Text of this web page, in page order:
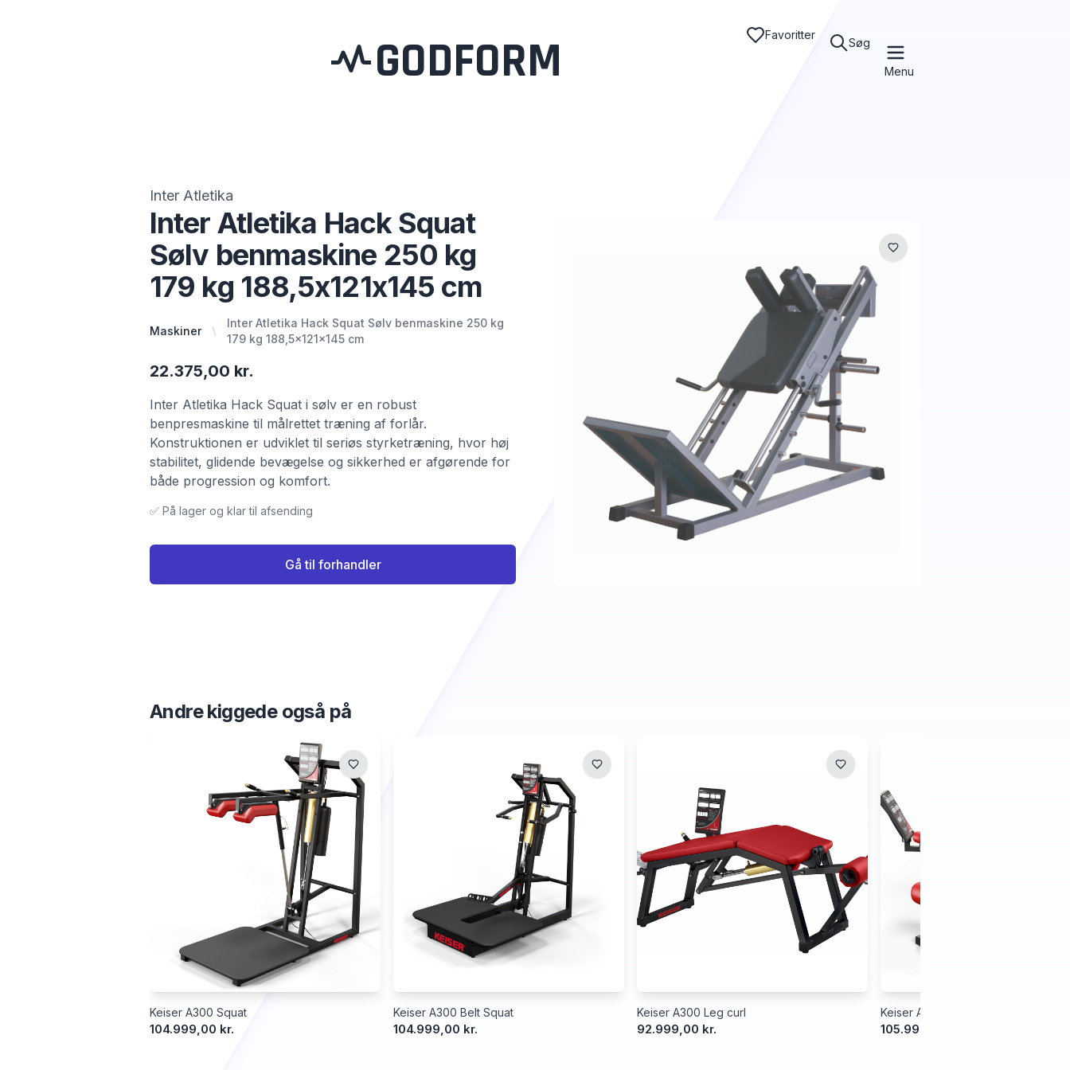
GODFORM Favoritter
Søg
Menu
Inter Atletika
Inter Atletika Hack Squat
Sølv benmaskine 250 kg
179 kg 188,5x121x145 cm
Maskiner
Inter Atletika Hack Squat Sølv benmaskine 250 kg
179 kg 188,5x121x145 cm
22.375,00 kr.
Inter Atletika Hack Squat i sølv er en robust
benpresmaskine til målrettet træning af forlår.
Konstruktionen er udviklet til seriøs styrketræning, hvor høj
stabilitet, glidende bevægelse og sikkerhed er afgørende for
både progression og komfort.
✅ På lager og klar til afsending
Gå til forhandler
Andre kiggede også på
Keiser A300 Squat
104.999,00 kr.
Keiser A300 Belt Squat
104.999,00 kr.
Keiser A300 Leg curl
92.999,00 kr.
Keiser Air300 Leg Extension
105.999,00 kr.